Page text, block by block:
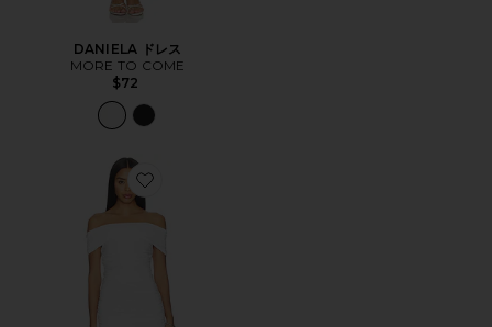
DANIELA ドレス
MORE TO COME
$72
Favorite Sleeveless Cowl Neck Side Shirred Dress